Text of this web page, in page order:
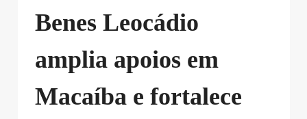
Benes Leocádio
amplia apoios em
Macaíba e fortalece